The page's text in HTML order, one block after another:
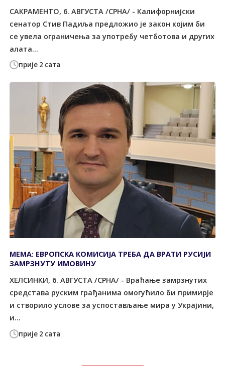
прије 2 сата
САКРАМЕНТО, 6. АВГУСТА /СРНА/ - Калифорнијски
сенатор Стив Падиља предложио је закон којим би
се увела ограничења за употребу четботова и других
алата...
прије 2 сата
МЕМА: ЕВРОПСКА КОМИСИЈА ТРЕБА ДА ВРАТИ РУСИЈИ
ЗАМРЗНУТУ ИМОВИНУ
ХЕЛСИНКИ, 6. АВГУСТА /СРНА/ - Враћање замрзнутих
средстава руским грађанима омогућило би примирје
и створило услове за успостављање мира у Украјини,
и...